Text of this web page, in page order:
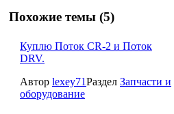
Похожие темы (5)
Куплю Поток СR-2 и Поток
DRV.
Автор lexey71Раздел Запчасти и
оборудование